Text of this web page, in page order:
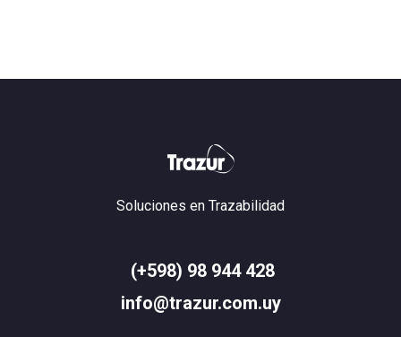
Soluciones en Trazabilidad
(+598) 98 944 428
info@trazur.com.uy